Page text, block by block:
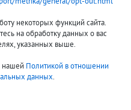
оплате:
некоторых функций сайта.
на обработку данных о вас
указанных выше.
нашей Политикой в отношении
данных.